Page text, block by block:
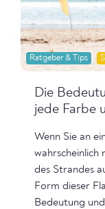
Ratgeber & Tips
Die
jede Farbe
Wenn Sie an
wahrscheinlich
des Strandes
Form dieser
Bedeutung